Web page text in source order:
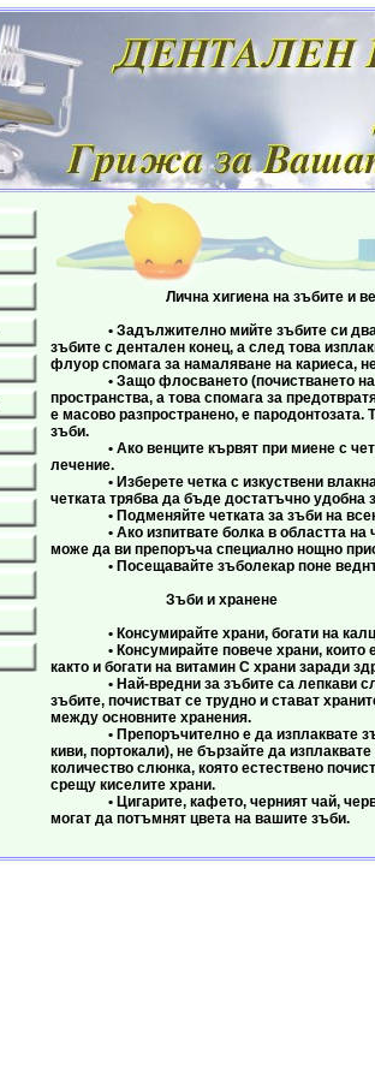
Лична хигиена на зъбите и
• Задължително мийте зъбите си два
зъбите с дентален конец, а след това
флуор спомага за намаляване на кариеса,
• Защо флосването (почистването на
пространства, а това спомага за
е масово разпространено, е
зъби.
• Ако венците кървят при миене с четка,
лечение.
• Изберете четка с изкуствени влакна,
четката трябва да бъде достатъчно удобна
• Подменяйте четката за зъби на всеки
• Ако изпитвате болка в областта на
може да ви препоръча специално нощно
• Посещавайте зъболекар поне
Зъби и хранене
• Консумирайте храни, богати на
• Консумирайте повече храни, които
както и богати на витамин С храни заради
• Най-вредни за зъбите са лепкави
зъбите, почистват се трудно и стават
между основните хранения.
• Препоръчително е да изплаквате
киви, портокали), не бързайте да
количество слюнка, която естествено
срещу киселите храни.
• Цигарите, кафето, черният чай,
могат да потъмнят цвета на вашите зъби.